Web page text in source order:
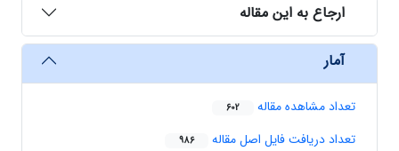
ارجاع به این مقاله
آمار
تعداد مشاهده مقاله 602
تعداد دریافت فایل اصل مقاله 986